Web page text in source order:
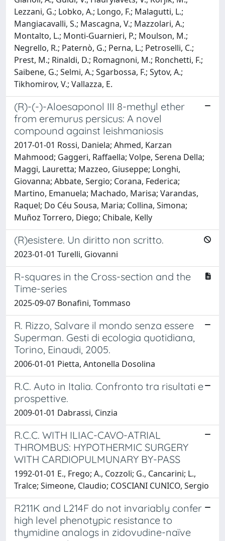
Lezzani, G.; Lobko, A.; Longo, F.; Malagutti, L.;
Mangiacavalli, S.; Mascagna, V.; Mazzolari, A.;
Montalto, L.; Monti-Guarnieri, P.; Moulson, M.;
Negrello, R.; Paternò, G.; Perna, L.; Petroselli, C.;
Prest, M.; Rinaldi, D.; Romagnoni, M.; Ronchetti, F.;
Saibene, G.; Selmi, A.; Sgarbossa, F.; Sytov, A.;
Tikhomirov, V.; Vallazza, E.
(R)-(-)-Aloesaponol III 8-methyl ether
from eremurus persicus: A novel
compound against leishmaniosis
2017-01-01 Rossi, Daniela; Ahmed, Karzan
Mahmood; Gaggeri, Raffaella; Volpe, Serena Della;
Maggi, Lauretta; Mazzeo, Giuseppe; Longhi,
Giovanna; Abbate, Sergio; Corana, Federica;
Martino, Emanuela; Machado, Marisa; Varandas,
Raquel; Do Céu Sousa, Maria; Collina, Simona;
Muñoz Torrero, Diego; Chibale, Kelly
(R)esistere. Un diritto non scritto.
2023-01-01 Turelli, Giovanni
R-squares in the Cross-section and the
Time-series
2025-09-07 Bonafini, Tommaso
R. Rizzo, Salvare il mondo senza essere
Superman. Gesti di ecologia quotidiana,
Torino, Einaudi, 2005.
2006-01-01 Pietta, Antonella Dosolina
R.C. Auto in Italia. Confronto tra risultati e
prospettive.
2009-01-01 Dabrassi, Cinzia
R.C.C. WITH ILIAC-CAVO-ATRIAL
THROMBUS: HYPOTHERMIC SURGERY
WITH CARDIOPULMUNARY BY-PASS
1992-01-01 E., Frego; A., Cozzoli; G., Cancarini; L.,
Tralce; Simeone, Claudio; COSCIANI CUNICO, Sergio
R211K and L214F do not invariably confer
high level phenotypic resistance to
thymidine analogs in zidovudine-naïve